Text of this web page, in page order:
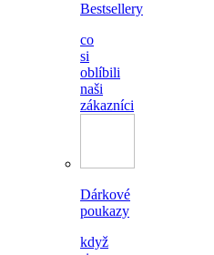
Bestsellery
co
si
oblíbili
naši
zákazníci
Dárkové
poukazy
když